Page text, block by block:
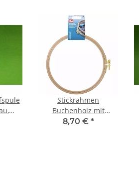
Stickrahmen
Buchenholz mit
Schraube 8 mm x 19
8,70 € *